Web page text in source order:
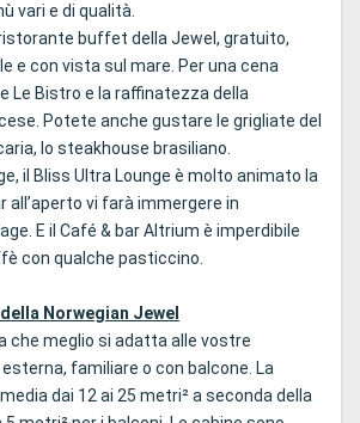
vari e di qualità.
ristorante buffet della Jewel, gratuito,
e con vista sul mare. Per una cena
Le Bistro e la raffinatezza della
Potete anche gustare le grigliate del
lo steakhouse brasiliano.
il Bliss Ultra Lounge è molto animato la
all’aperto vi farà immergere in
E il Café & bar Altrium è imperdibile
con qualche pasticcino.
Norwegian Jewel
che meglio si adatta alle vostre
familiare o con balcone. La
dai 12 ai 25 metri² a seconda della